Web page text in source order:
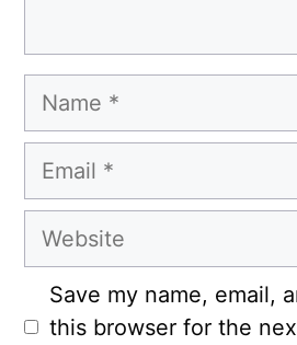
Name
Email
Website
Save my name, email,
this browser for the